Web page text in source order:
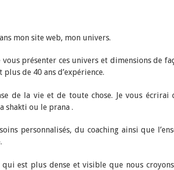
mon site web, mon univers.
présenter ces univers et dimensions de
de 40 ans d’expérience.
de la vie et de toute chose. Je vous
shakti ou le prana .
personnalisés, du coaching ainsi que
qui est plus dense et visible que nous